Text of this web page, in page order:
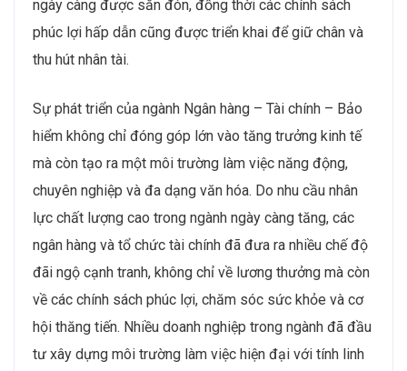
ngày càng được săn đón, đồng thời các chính sách
phúc lợi hấp dẫn cũng được triển khai để giữ chân và
thu hút nhân tài.
Sự phát triển của ngành Ngân hàng – Tài chính – Bảo
hiểm không chỉ đóng góp lớn vào tăng trưởng kinh tế
mà còn tạo ra một môi trường làm việc năng động,
chuyên nghiệp và đa dạng văn hóa. Do nhu cầu nhân
lực chất lượng cao trong ngành ngày càng tăng, các
ngân hàng và tổ chức tài chính đã đưa ra nhiều chế độ
đãi ngộ cạnh tranh, không chỉ về lương thưởng mà còn
về các chính sách phúc lợi, chăm sóc sức khỏe và cơ
hội thăng tiến. Nhiều doanh nghiệp trong ngành đã đầu
tư xây dựng môi trường làm việc hiện đại với tính linh